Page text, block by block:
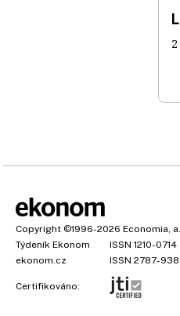
Copyright ©1996-2026 Economia,
Týdeník Ekonom
ISSN 1210-0714
ekonom.cz
ISSN 2787-
Certifikováno: